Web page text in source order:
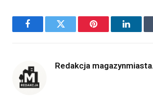
FacebookTwitter Pinterest
Redakcja